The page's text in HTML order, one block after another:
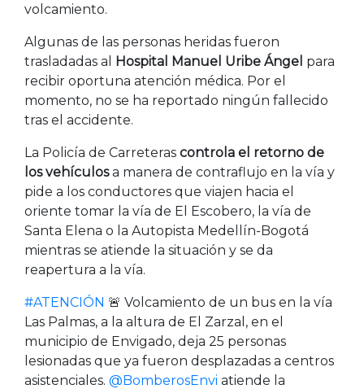
volcamiento.
Algunas de las personas heridas fueron
trasladadas al
Hospital Manuel Uribe Ángel para
recibir oportuna atención médica. Por el
momento, no se ha reportado ningún fallecido
tras el accidente.
La Policía de Carreteras controla el retorno de
los vehículosa manera de contraflujo en la vía y
pide a los conductores que viajen hacia el
oriente tomar la vía de El Escobero, la vía de
Santa Elena o la Autopista Medellín-Bogotá
mientras se atiende la situación y se da
reapertura a la vía.
#ATENCIÓN 🚨 Volcamiento de un bus en la vía
Las Palmas, a la altura de El Zarzal, en el
municipio de Envigado, deja 25 personas
lesionadas que ya fueron desplazadas a centros
asistenciales. @BomberosEnvi atiende la